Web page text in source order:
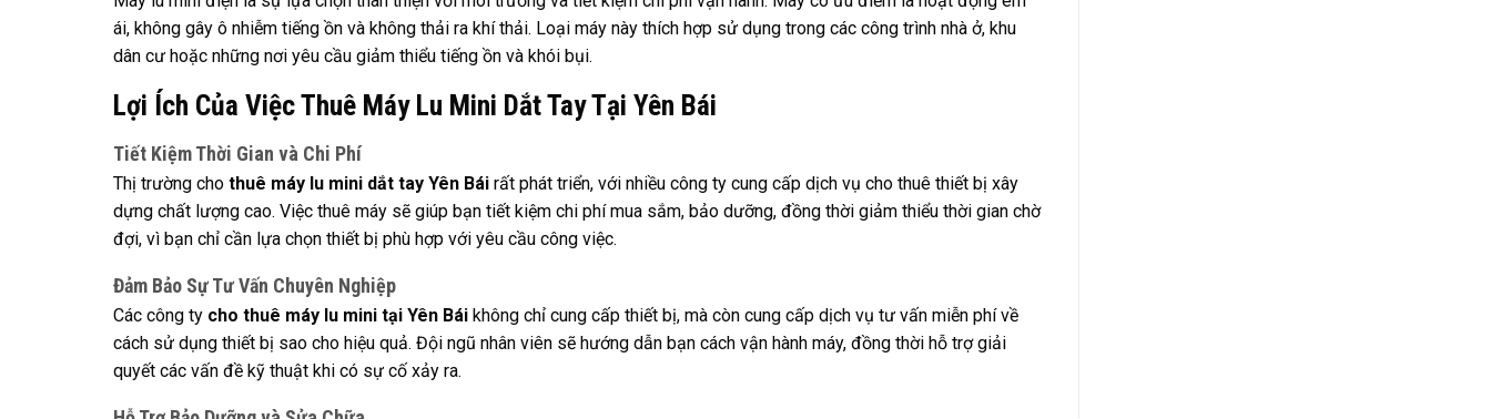
ái, không gây ô nhiễm tiếng ồn và không thải ra khí thải. Loại máy này thích hợp sử dụng trong các công trình nhà ở, khu
dân cư hoặc những nơi yêu cầu giảm thiểu tiếng ồn và khói bụi.
Lợi Ích Của Việc Thuê Máy Lu Mini Dắt Tay Tại Yên Bái
Tiết Kiệm Thời Gian và Chi Phí
Thị trường cho thuê máy lu mini dắt tay Yên Bái rất phát triển, với nhiều công ty cung cấp dịch vụ cho thuê thiết bị xây
dựng chất lượng cao. Việc thuê máy sẽ giúp bạn tiết kiệm chi phí mua sắm, bảo dưỡng, đồng thời giảm thiểu thời gian chờ
đợi, vì bạn chỉ cần lựa chọn thiết bị phù hợp với yêu cầu công việc.
Đảm Bảo Sự Tư Vấn Chuyên Nghiệp
Các công ty cho thuê máy lu mini tại Yên Bái không chỉ cung cấp thiết bị, mà còn cung cấp dịch vụ tư vấn miễn phí về
cách sử dụng thiết bị sao cho hiệu quả. Đội ngũ nhân viên sẽ hướng dẫn bạn cách vận hành máy, đồng thời hỗ trợ giải
quyết các vấn đề kỹ thuật khi có sự cố xảy ra.